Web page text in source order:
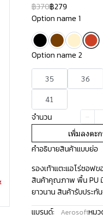
฿370฿279
Option name 1
Option name 2
35 36
41
จำนวน
เพิ่มลงตะก
คำอธิบายสินค้าแบบย่อ
รองเท้าแตะแอโร่ซอฟ
สินค้าคุณภาพ พื้น PU มี
ยาวนาน สินค้ารับประกั
แบรนด์:
Aerosoftหม